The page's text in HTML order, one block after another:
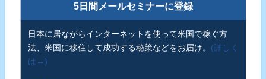
5日間メールセミナーに登録
日本に居ながらインターネットを使って米国で稼ぐ方
法、米国に移住して成功する秘策などをお届け。 (詳しく
は→)